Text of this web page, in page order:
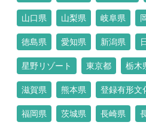
山口県 山梨県 岐阜県
徳島県 愛知県 新潟県
星野リゾート 東京都 栃木
滋賀県 熊本県 登録有形文
福岡県 茨城県 長崎県